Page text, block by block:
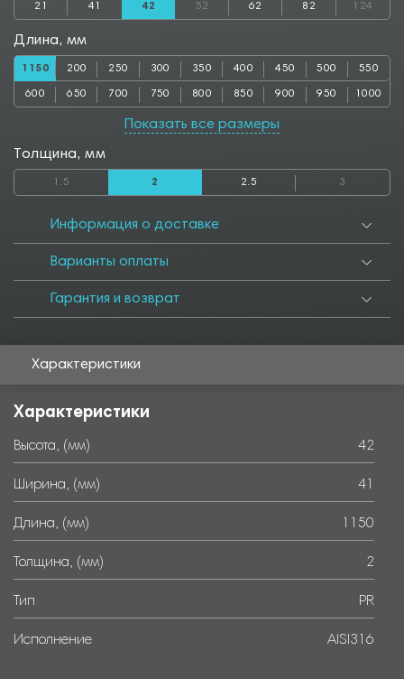
21 41 42 52 62 82 124
Длина, мм
1150 200 250 300 350 400 450 500 550
600 650 700 750 800 850 900 950 1000
1200 1250 1300 1350 1400
2000 2050 2500 2550 2800 2850 3000 3050 3500
3550 4000 4050 4500 4550 5000 5050 5500 5550
6000
Показать все размеры
Толщина, мм
1.5 2 2.5 3
Информация о доставке
Варианты оплаты
Гарантия и возврат
Характеристики
Характеристики
Высота, (мм) 42
Ширина, (мм) 41
Длина, (мм) 1150
Толщина, (мм) 2
Тип PR
Исполнение AISI316